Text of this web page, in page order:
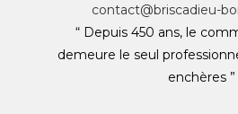
contact@briscadieu-
“ Depuis 450 ans, le
demeure le seul
enchères ”